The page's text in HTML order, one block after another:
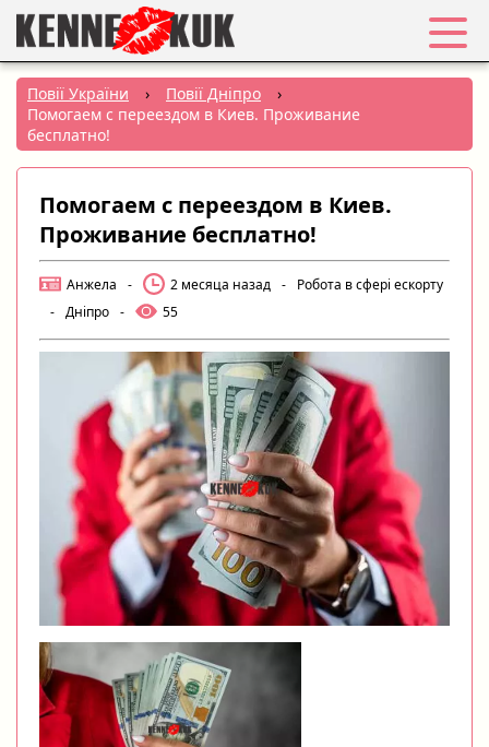
Обране
Міста:
РУС
Створити оголошення
Повії України › Повії Дніпро
›
Помогаем с переездом в Киев. Проживание
бесплатно!
Помогаем с переездом в Киев.
Проживание бесплатно!
Анжела - 2 месяца назад -
Робота в сфері ескорту
- Дніпро - 55